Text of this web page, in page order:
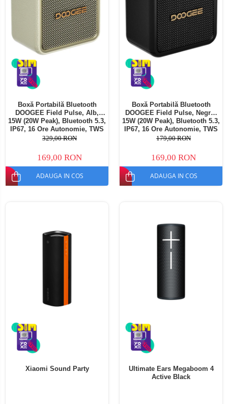
Boxă Portabilă Bluetooth
DOOGEE Field Pulse, Alb,
15W (20W Peak), Bluetooth 5.3,
IP67, 16 Ore Autonomie, TWS
Stereo, USB, TF Card, AUX,
329,00 RON
169,00 RON
ADAUGA IN COS
Boxă Portabilă Bluetooth
DOOGEE Field Pulse, Negru,
15W (20W Peak), Bluetooth 5.3,
IP67, 16 Ore Autonomie, TWS
Stereo, USB, TF Card, AUX,
179,00 RON
169,00 RON
ADAUGA IN COS
Xiaomi Sound Party
Ultimate Ears Megaboom 4
Active Black